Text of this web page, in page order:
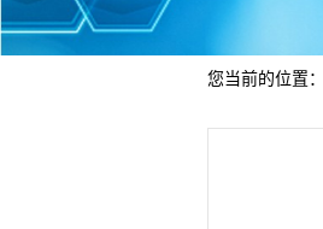
您当前的位置：